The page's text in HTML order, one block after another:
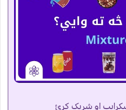
او شریک کړئ